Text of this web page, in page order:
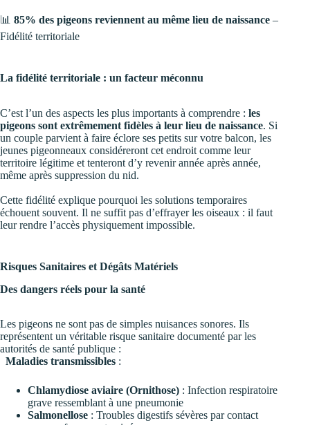
📊 85% des pigeons reviennent au même lieu de naissance –
Fidélité territoriale
La fidélité territoriale : un facteur méconnu
C’est l’un des aspects les plus importants à comprendre : les
pigeons sont extrêmement fidèles à leur lieu de naissance. Si
un couple parvient à faire éclore ses petits sur votre balcon, les
jeunes pigeonneaux considéreront cet endroit comme leur
territoire légitime et tenteront d’y revenir année après année,
même après suppression du nid.
Cette fidélité explique pourquoi les solutions temporaires
échouent souvent. Il ne suffit pas d’effrayer les oiseaux : il faut
leur rendre l’accès physiquement impossible.
Risques Sanitaires et Dégâts Matériels
Des dangers réels pour la santé
Les pigeons ne sont pas de simples nuisances sonores. Ils
représentent un véritable risque sanitaire documenté par les
autorités de santé publique :
Maladies transmissibles :
Chlamydiose aviaire (Ornithose) : Infection respiratoire
grave ressemblant à une pneumonie
Salmonellose : Troubles digestifs sévères par contact